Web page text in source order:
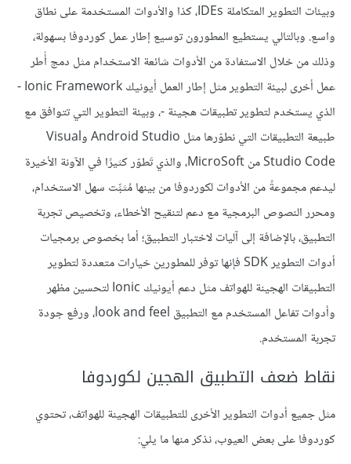
وبيئات التطوير المتكاملة IDEs، كذا والأدوات المستخدمة على نطاق
واسع. وبالتالي يستطيع المطورون توسيع إطار عمل كوردوفا بسهولة،
وذلك من خلال الاستفادة من الأدوات شائعة الاستخدام مثل دمج أُطر
عمل أخرى لبيئة التطوير مثل إطار العمل أيونيك Ionic Framework -
الذي يستخدم لتطوير تطبيقات هجينة -، وبيئة التطوير التي تتوافق مع
طبيعة التطبيقات التي نطوّرها مثل Android Studio وVisual
Studio Code من MicroSoft، والذي تَطوّر كثيرًا في الآونة الأخيرة
ليدعم مجموعةً من الأدوات لكوردوفا من بينها مُثبِّت سهل الاستخدام،
ومحرر النصوص البرمجية مع دعم لتنقيح الأخطاء، وتخصيص تجربة
التطبيق، بالإضافة إلى آليات لاختبار التطبيق؛ أما بخصوص برمجيات
أدوات التطوير SDK فإنها توفر للمطورين خيارات متعددة لتطوير
التطبيقات الهجينة للهواتف مثل دعم أيونيك Ionic لتحسين مظهر
وأدوات تفاعل المستخدم مع التطبيق look and feel، ورفع جودة
تجربة المستخدم.
نقاط ضعف التطبيق الهجين لكوردوفا
مثل جميع أدوات التطوير الأخرى للتطبيقات الهجينة للهواتف، تحتوي
كوردوفا على بعض العيوب، نذكر منها ما يلي: